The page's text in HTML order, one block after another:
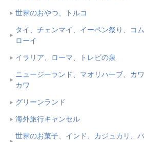
世界のおやつ、トルコ
タイ、チェンマイ、イーペン祭り、コム
ローイ
イラリア、ローマ、トレビの泉
ニュージーランド、マオリハーブ、カワ
カワ
グリーンランド
海外旅行キャンセル
世界のお菓子、インド、カジュカリ、バ